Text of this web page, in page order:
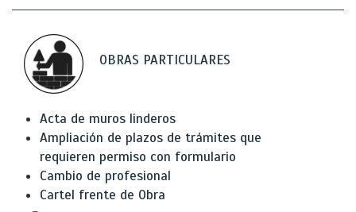
OBRAS PARTICULARES
Acta de muros linderos
Ampliación de plazos de trámites que
requieren permiso con formulario
Cambio de profesional
Cartel frente de Obra